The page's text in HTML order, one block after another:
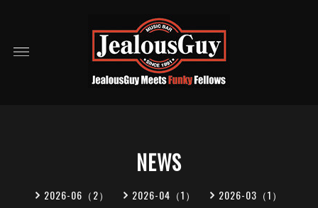
NEWS
2026-06（2） 2026-04（1）
2026-03（1）